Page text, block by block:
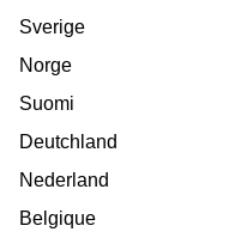
Sverige
Norge
Suomi
Deutchland
Nederland
Belgique